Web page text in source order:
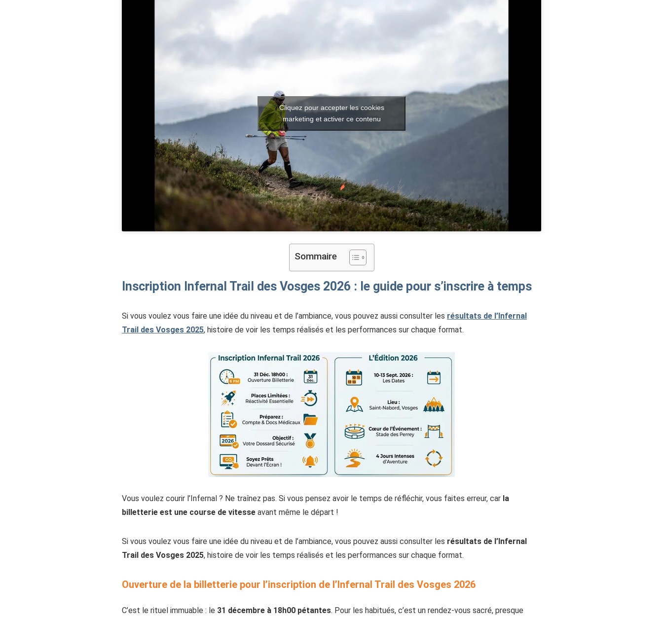
Cliquez pour accepter les cookies
marketing et activer ce contenu
Sommaire
Inscription Infernal Trail des Vosges 2026 : le guide pour s’inscrire à temps
Si vous voulez vous faire une idée du niveau et de l’ambiance, vous pouvez aussi consulter les résultats de l’Infernal
Trail des Vosges 2025, histoire de voir les temps réalisés et les performances sur chaque format.
Vous voulez courir l’Infernal ? Ne traînez pas. Si vous pensez avoir le temps de réfléchir, vous faites erreur, car la
billetterie est une course de vitesse avant même le départ !
Si vous voulez vous faire une idée du niveau et de l’ambiance, vous pouvez aussi consulter les résultats de l’Infernal
Trail des Vosges 2025, histoire de voir les temps réalisés et les performances sur chaque format.
Ouverture de la billetterie pour l’inscription de l’Infernal Trail des Vosges 2026
C’est le rituel immuable : le 31 décembre à 18h00 pétantes. Pour les habitués, c’est un rendez-vous sacré, presque